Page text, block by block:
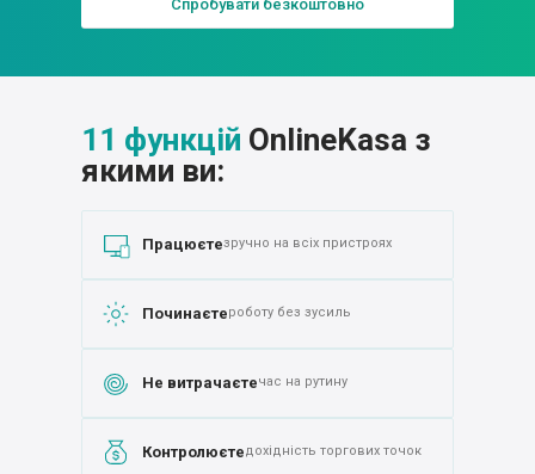
Спробувати безкоштовно
11 функцій OnlineKasa з
якими ви:
Працюєтезручно на всіх пристроях
Починаєтероботу без зусиль
Не витрачаєтечас на рутину
Контролюєтедохідність торгових точок